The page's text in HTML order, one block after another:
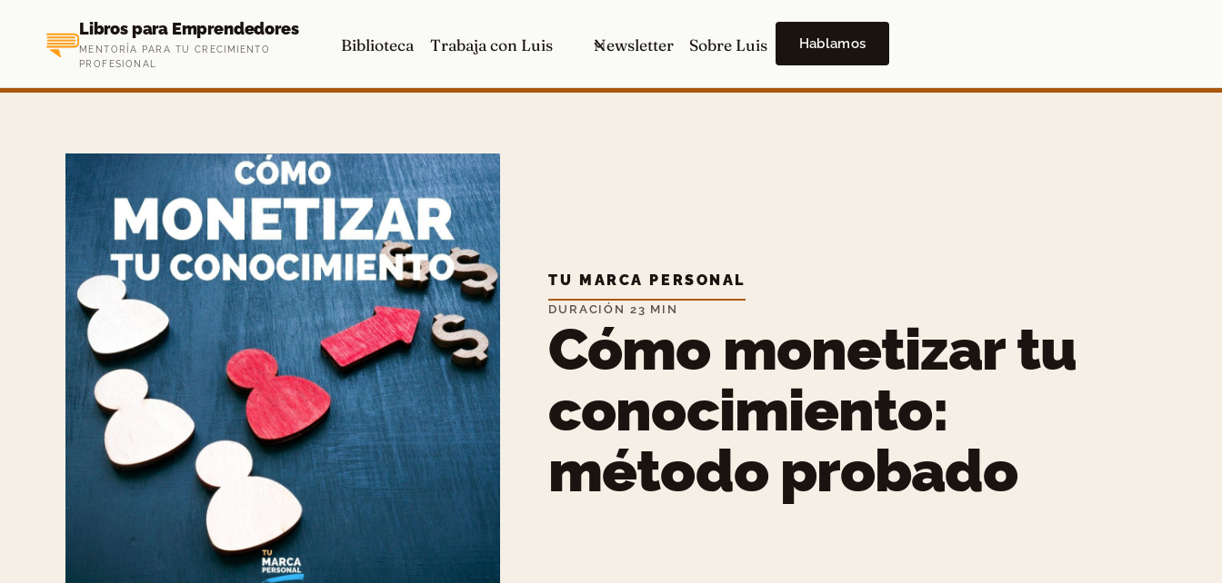
contenido
Libros para Emprendedores
MENTORÍA PARA TU CRECIMIENTO
PROFESIONAL
Biblioteca Trabaja con Luis Newsletter Sobre Luis Hablamos
TU MARCA PERSONAL
DURACIÓN 23 MIN
Cómo monetizar tu
conocimiento:
método probado